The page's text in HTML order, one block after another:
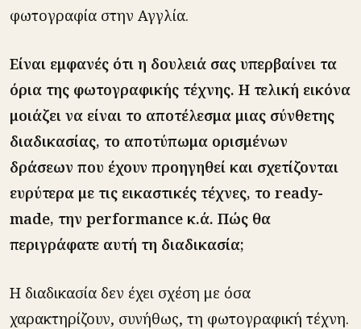
φωτογραφία στην Αγγλία.
Είναι εμφανές ότι η δουλειά σας υπερβαίνει τα
όρια της φωτογραφικής τέχνης. Η τελική εικόνα
μοιάζει να είναι το αποτέλεσμα μιας σύνθετης
διαδικασίας, το αποτύπωμα ορισμένων
δράσεων που έχουν προηγηθεί και σχετίζονται
ευρύτερα με τις εικαστικές τέχνες, το ready-
made, την performance κ.ά. Πώς θα
περιγράφατε αυτή τη διαδικασία;
Η διαδικασία δεν έχει σχέση με όσα
χαρακτηρίζουν, συνήθως, τη φωτογραφική τέχνη.